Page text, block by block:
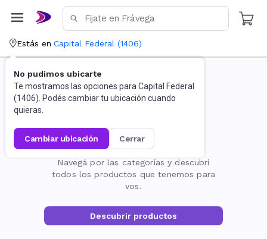
Estás en Capital Federal (1406)
No pudimos ubicarte
Te mostramos las opciones para Capital Federal
(1406). Podés cambiar tu ubicación cuando
quieras.
cambiar ubicación cerrar
La página no existe
Navegá por las categorías y descubrí
todos los productos que tenemos para
vos.
Descubrir productos